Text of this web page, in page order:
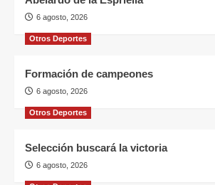
6 agosto, 2026
Otros Deportes
Formación de campeones
6 agosto, 2026
Otros Deportes
Selección buscará la victoria
6 agosto, 2026